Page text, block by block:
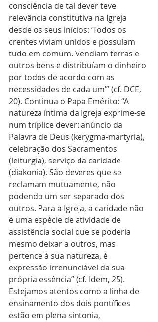
consciência de tal dever teve
relevância constitutiva na Igreja
desde os seus inícios: ‘Todos os
crentes viviam unidos e possuíam
tudo em comum. Vendiam terras e
outros bens e distribuíam o dinheiro
por todos de acordo com as
necessidades de cada um’” (cf. DCE,
20). Continua o Papa Emérito: “A
natureza íntima da Igreja exprime-se
num tríplice dever: anúncio da
Palavra de Deus (kerygma-martyria),
celebração dos Sacramentos
(leiturgia), serviço da caridade
(diakonia). São deveres que se
reclamam mutuamente, não
podendo um ser separado dos
outros. Para a Igreja, a caridade não
é uma espécie de atividade de
assistência social que se poderia
mesmo deixar a outros, mas
pertence à sua natureza, é
expressão irrenunciável da sua
própria essência” (cf. Idem, 25).
Estejamos atentos como a linha de
ensinamento dos dois pontífices
estão em plena sintonia,